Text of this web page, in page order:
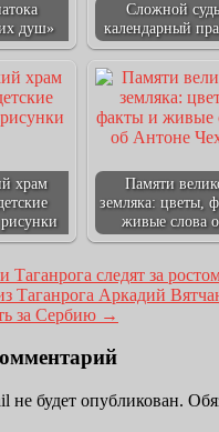
душ»
Сложной
календарный
храм
Памяти
земляка: цветы,
живые слова
Таганрога следят за
Таганрога Аркадий
за Сербию →
не будет опубликован.